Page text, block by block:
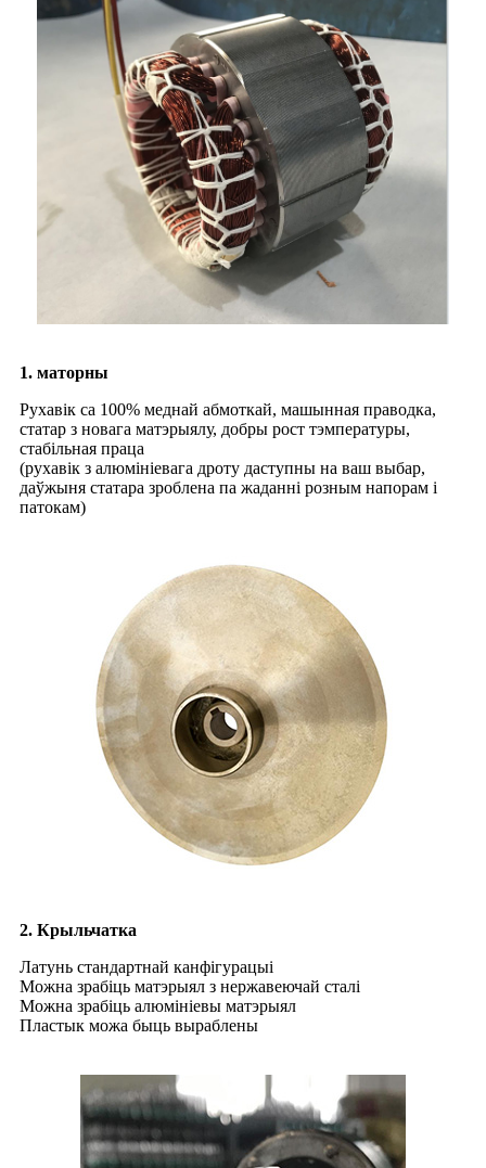
1. маторны
Рухавік са 100% меднай абмоткай, машынная праводка,
статар з новага матэрыялу, добры рост тэмпературы,
стабільная праца
(рухавік з алюмініевага дроту даступны на ваш выбар,
даўжыня статара зроблена па жаданні розным напорам і
патокам)
2. Крыльчатка
Латунь стандартнай канфігурацыі
Можна зрабіць матэрыял з нержавеючай сталі
Можна зрабіць алюмініевы матэрыял
Пластык можа быць выраблены